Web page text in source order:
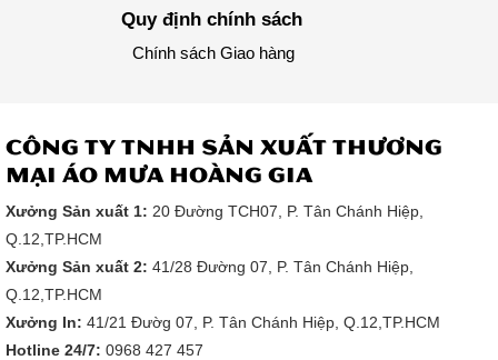
Quy định chính sách
Chính sách Giao hàng
CÔNG TY TNHH SẢN XUẤT THƯƠNG
MẠI ÁO MƯA HOÀNG GIA
Xưởng Sản xuất 1: 20 Đường TCH07, P. Tân Chánh Hiệp,
Q.12,TP.HCM
Xưởng Sản xuất 2: 41/28 Đường 07, P. Tân Chánh Hiệp,
Q.12,TP.HCM
Xưởng In: 41/21 Đườg 07, P. Tân Chánh Hiệp, Q.12,TP.HCM
Hotline 24/7: 0968 427 457